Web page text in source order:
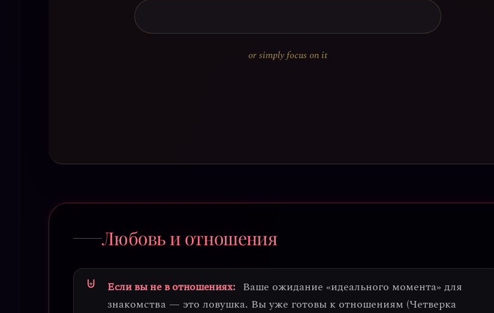
or simply focus on it
Любовь и отношения
Если вы не в отношениях: Ваше ожидание «идеального момента» для
знакомства — это ловушка. Вы уже готовы к отношениям (Четверка